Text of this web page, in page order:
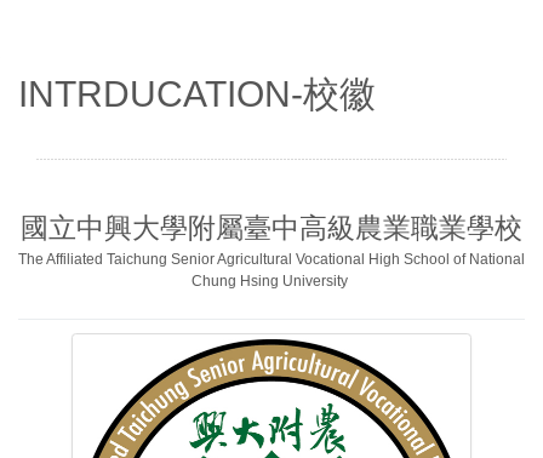
INTRDUCATION-校徽
國立中興大學附屬臺中高級農業職業學校
The Affiliated Taichung Senior Agricultural Vocational High School of National
Chung Hsing University